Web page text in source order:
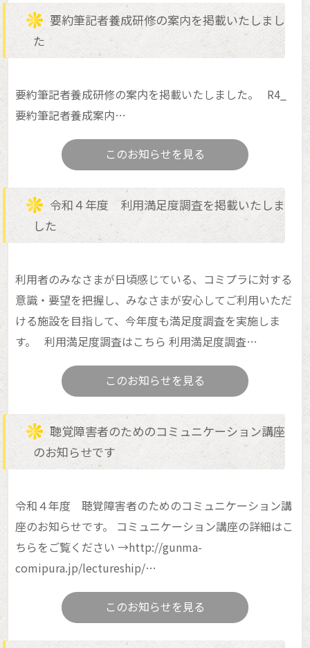
要約筆記者養成研修の案内を掲載いたしまし
た
要約筆記者養成研修の案内を掲載いたしました。 R4_
要約筆記者養成案内…
このお知らせを見る
令和４年度 利用満足度調査を掲載いたしま
した
利用者のみなさまが日頃感じている、コミプラに対する
意識・要望を把握し、みなさまが安心してご利用いただ
ける施設を目指して、今年度も満足度調査を実施しま
す。 利用満足度調査はこちら 利用満足度調査…
このお知らせを見る
聴覚障害者のためのコミュニケーション講座
のお知らせです
令和４年度 聴覚障害者のためのコミュニケーション講
座のお知らせです。 コミュニケーション講座の詳細はこ
ちらをご覧ください →http://gunma-
comipura.jp/lectureship/…
このお知らせを見る